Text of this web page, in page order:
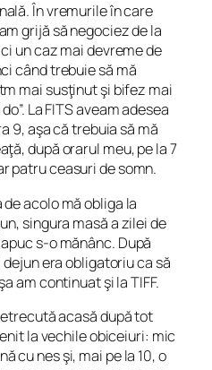
În vremurile în care
grijă să negociez de la
un caz mai devreme de
cândtrebuiesă mă
mai susţinut şi bifez mai
La FITS aveam adesea
9, aşa că trebuia să mă
după orarul meu, pe la 7
patru ceasuri de somn.
acolo mă obliga la
singura masă a zilei de
s-o mănânc. După
era obligatoriu ca să
am continuat şi la TIFF.
acasă după tot
la vechile obiceiuri: mic
cu nes şi, mai pe la 10, o